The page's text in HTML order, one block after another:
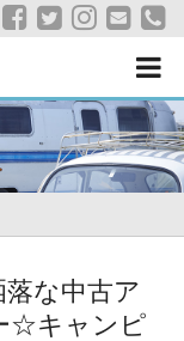
な中古ア
☆キャンピ